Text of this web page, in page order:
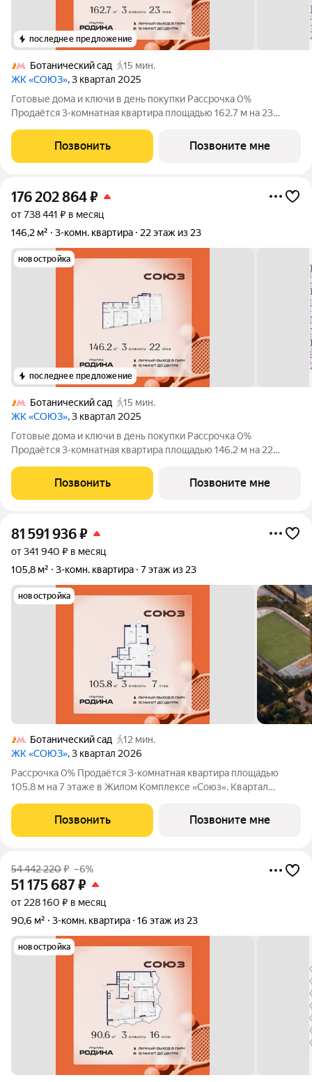
последнее предложение
Ботанический сад
15 мин.
ЖК «СОЮЗ», 3 квартал 2025
Готовые дома и ключи в день покупки Рассрочка 0%
Продаётся 3-комнатная квартира площадью 162.7 м на 23
премиум-класса с рекордным количеством олимпийских
видов спорта: - Ледовая арена для хоккея
Позвонить Позвоните мне
176 202 864₽
от 738 441 ₽ в месяц
146,2 м²
3-комн. квартира 22 этаж из 23
новостройка
последнее предложение
Ботанический сад
15 мин.
ЖК «СОЮЗ», 3 квартал 2025
Готовые дома и ключи в день покупки Рассрочка 0%
Продаётся 3-комнатная квартира площадью 146.2 м на 22
премиум-класса с рекордным количеством олимпийских
видов спорта: - Ледовая арена для хоккея
Позвонить Позвоните мне
81 591 936₽
от 341 940 ₽ в месяц
105,8 м²
3-комн. квартира 7 этаж из 23
новостройка
Ботанический сад
12 мин.
ЖК «СОЮЗ», 3 квартал 2026
Рассрочка 0% Продаётся 3-комнатная квартира площадью
105.8 м на 7 этаже в Жилом Комплексе «Союз». Квартал
олимпийских видов спорта: - Ледовая арена для хоккея и
фигурного катания, - Футбольные
Позвонить Позвоните мне
54 442 220₽ –6%
51 175 687₽
от 228 160 ₽ в месяц
90,6 м²
3-комн. квартира 16 этаж из 23
новостройка